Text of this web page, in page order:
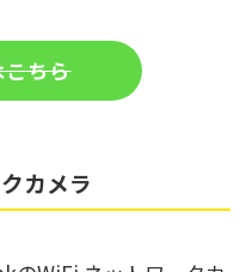
ちら
カメラ